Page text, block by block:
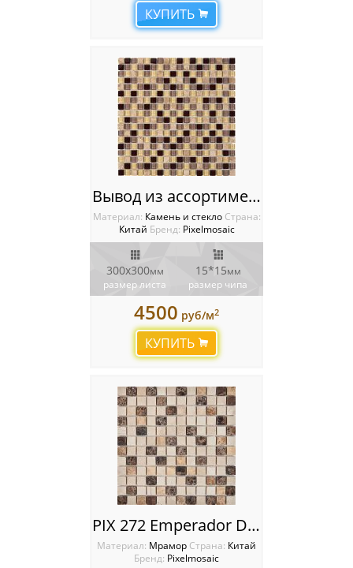
КУПИТЬ
Вывод из ассортимента PIX724 из мрамора и стекла, чип 15x15 мм, сетка 300х300x4 мм
Материал: Камень и стекло Cтрана:
Китай Бренд: Pixelmosaic
300х300мм
размер листа
15*15мм
размер чипа
4500 руб/м2
КУПИТЬ
PIX 272 Emperador Dark, light, Crema Nova, чип 23x23 мм, сетка 305х305x6 мм, Матовая
Материал: Мрамор Cтрана: Китай
Бренд: Pixelmosaic